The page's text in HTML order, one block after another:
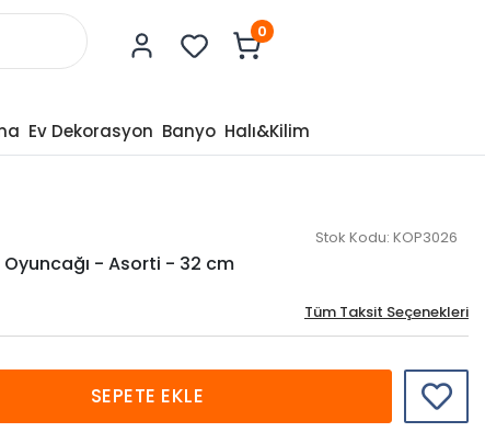
0
Ev Dekorasyon Banyo Halı&Kilim
Stok Kodu: KOP3026
Oyuncağı - Asorti - 32 cm
Tüm Taksit Seçenekleri
SEPETE EKLE